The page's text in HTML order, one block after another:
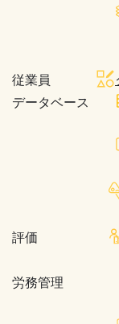
従業員
データベース
評価
労務管理